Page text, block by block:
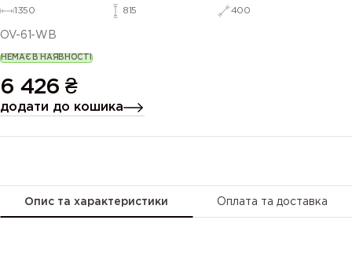
1350 815 400
OV-61-WB
НЕМАЄ В НАЯВНОСТІ
6 426 ₴
додати до кошика
Опис та характеристики Оплата та доставка